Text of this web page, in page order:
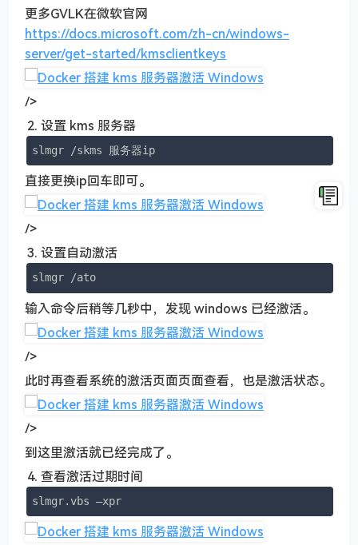
更多GVLK在微软官网
https://docs.microsoft.com/zh-cn/windows-
server/get-started/kmsclientkeys
/>
设置 kms 服务器
slmgr /skms 服务器ip
直接更换ip回车即可。
/>
设置自动激活
slmgr /ato
输入命令后稍等几秒中，发现 windows 已经激活。
/>
此时再查看系统的激活页面页面查看，也是激活状态。
/>
到这里激活就已经完成了。
查看激活过期时间
slmgr.vbs –xpr